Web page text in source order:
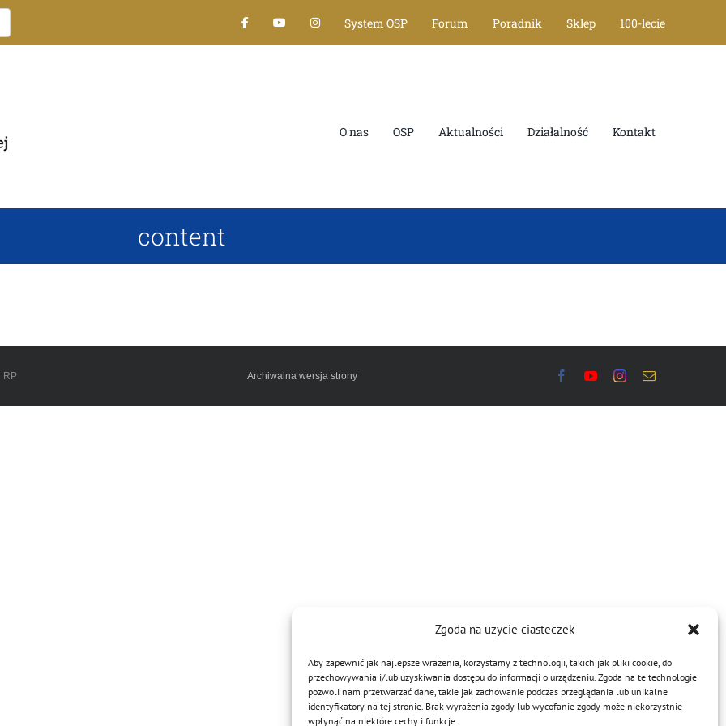
Zgoda na użycie ciasteczek
Aby zapewnić jak najlepsze wrażenia, korzystamy z technologii, takich jak pliki cookie, do
przechowywania i/lub uzyskiwania dostępu do informacji o urządzeniu. Zgoda na te technologie
pozwoli nam przetwarzać dane, takie jak zachowanie podczas przeglądania lub unikalne
identyfikatory na tej stronie. Brak wyrażenia zgody lub wycofanie zgody może niekorzystnie
wpłynąć na niektóre cechy i funkcje.
System OSP Forum Poradnik Sklep 100-lecie
O nas OSP Aktualności Działalność Kontakt
content
RP Archiwalna wersja strony